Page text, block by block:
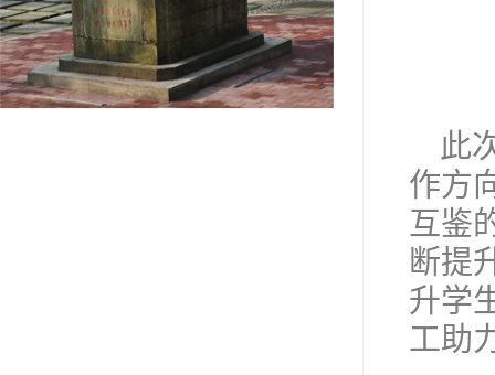
此
作方
互鉴
断提
升学
工助